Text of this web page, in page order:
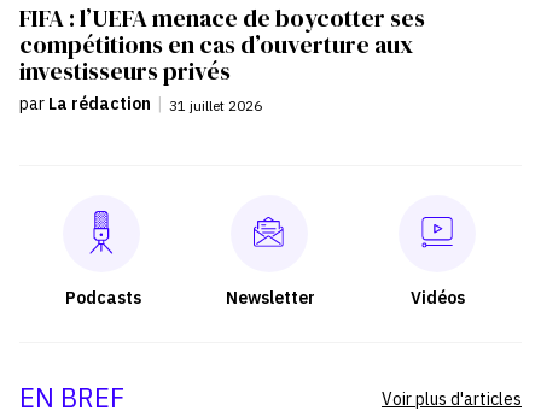
FIFA : l’UEFA menace de boycotter ses
compétitions en cas d’ouverture aux
investisseurs privés
par La rédaction | 31 juillet 2026
Podcasts Newsletter Vidéos
EN BREF Voir plus d'articles